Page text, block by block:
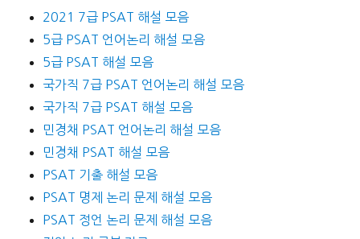
2021 7급 PSAT 해설 모음
5급 PSAT 언어논리 해설 모음
5급 PSAT 해설 모음
국가직 7급 PSAT 언어논리 해설 모음
국가직 7급 PSAT 해설 모음
민경채 PSAT 언어논리 해설 모음
민경채 PSAT 해설 모음
PSAT 기출 해설 모음
PSAT 명제 논리 문제 해설 모음
PSAT 정언 논리 문제 해설 모음